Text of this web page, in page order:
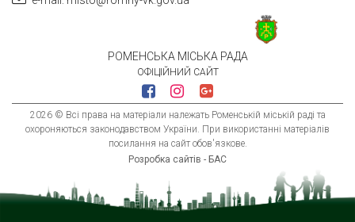
РОМЕНСЬКА МІСЬКА РАДА
ОФІЦІЙНИЙ САЙТ
2026 © Всі права на матеріали належать Роменській міській раді та
охороняються законодавством України. При використанні матеріалів
посилання на сайт обов'язкове.
Розробка сайтів - БАС